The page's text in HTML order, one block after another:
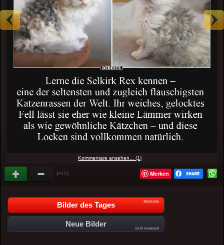
Kommentare ansehen... (1)
(+15) Merken
Bilder des Tages Startseite
Neue Bilder
nicht moderiert